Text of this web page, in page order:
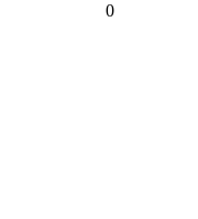
0